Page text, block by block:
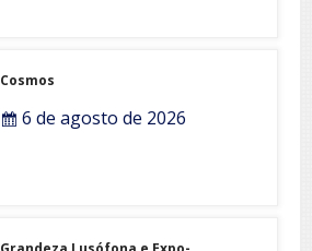
Cosmos
6 de agosto de 2026